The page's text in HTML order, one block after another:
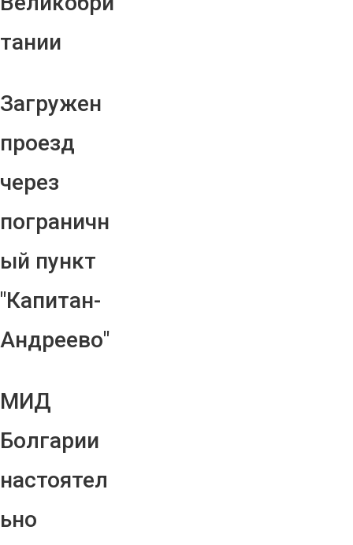
тании
Загружен
проезд
через
пограничн
ый пункт
"Капитан-
Андреево"
МИД
Болгарии
настоятел
ьно